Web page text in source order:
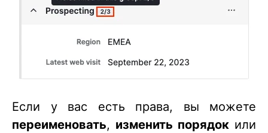
Если у вас есть права, вы можете
переименовать, изменить порядок или